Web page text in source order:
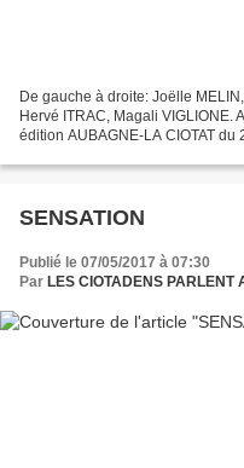
De gauche à droite: Joëlle
Hervé ITRAC, Magali VIGLIONE.
édition AUBAGNE-LA CIOTAT
SENSATION
Publié le 07/05/2017 à 07:30
Par LES CIOTADENS PARLENT